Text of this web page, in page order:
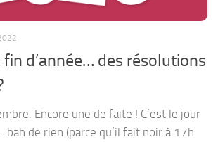
d’année… des résolutions
Encore une de faite ! C’est le jour
bah de rien (parce qu’il fait noir à 17h